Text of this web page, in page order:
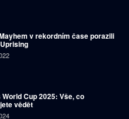
v rekordním čase porazili
Cup 2025: Vše, co
vědět